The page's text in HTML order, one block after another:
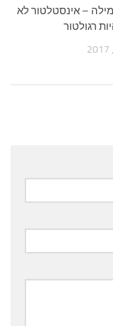
– אינסטלטור לא
רגולטור